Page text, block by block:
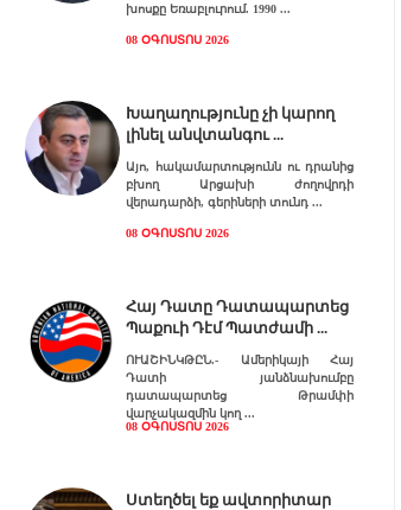
խոսքը Եռաբլուրում. 1990
08 ՕԳՈՍՏՈՍ 2026
Խաղաղությունը չի կարող
լինել անվտանգու
Այո, հակամարտությունն ու դրանից
բխող Արցախի ժողովրդի
վերադարձի, գերիների տունդ
08 ՕԳՈՍՏՈՍ 2026
Հայ Դատը Դատապարտեց
Պաքուի Դէմ Պատժամի
ՈՒԱՇԻՆԿԹԸՆ.- Ամերիկայի Հայ
Դատի յանձնախումբը
դատապարտեց Թրամփի
վարչակազմին կող
08 ՕԳՈՍՏՈՍ 2026
Ստեղծել եք ավտորիտար